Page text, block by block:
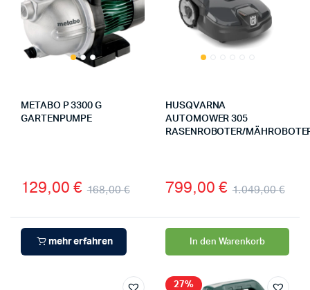
METABO P 3300 G
GARTENPUMPE
168,00€
129,00 €
mehr erfahren
HUSQVARNA
AUTOMOWER 305
RASENROBOTER/
1.049,00€
799,00 €
In den Warenkorb
27%